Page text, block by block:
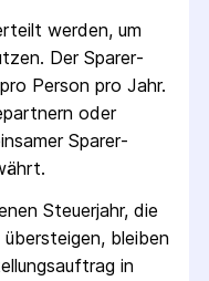
werden, um
Der Sparer­
Person pro Jahr.
oder
Sparer­
Steuerjahr, die
bleiben
in